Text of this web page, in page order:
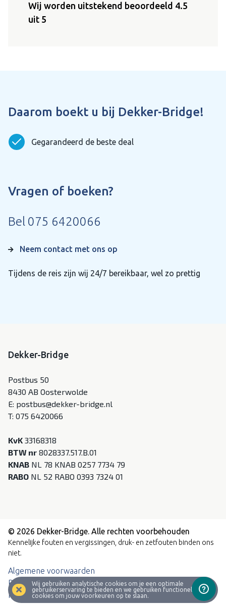
Wij worden uitstekend beoordeeld 4.5
uit 5
Daarom boekt u bij Dekker-Bridge!
Gegarandeerd de beste deal
Vragen of boeken?
Bel 075 6420066
Neem contact met ons op
Tijdens de reis zijn wij 24/7 bereikbaar, wel zo prettig
Dekker-Bridge
Postbus 50
8430 AB Oosterwolde
E: postbus@dekker-bridge.nl
T: 075 6420066
KvK 33168318
BTW nr 8028337.517.B.01
KNAB NL 78 KNAB 0257 7734 79
RABO NL 52 RABO 0393 7324 01
© 2026 Dekker-Bridge. Alle rechten voorbehouden
Kennelijke fouten en vergissingen, druk- en zetfouten binden ons
niet.
Algemene voorwaarden
Privacyverklaring
Milieubeleidsverklaring
Wij gebruiken analytische cookies om je een optimale
gebruikerservaring te bieden en we gebruiken functionele
cookies om jouw voorkeuren op te slaan.